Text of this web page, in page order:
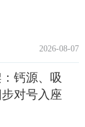
2026-08-07
钙源、吸
对号入座